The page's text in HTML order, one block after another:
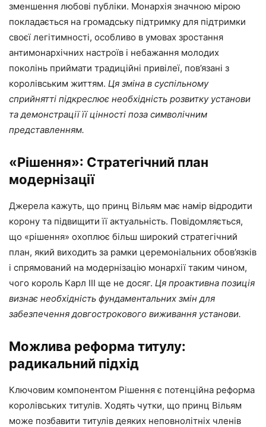
зменшення любові публіки. Монархія значною мірою
покладається на громадську підтримку для підтримки
своєї легітимності, особливо в умовах зростання
антимонархічних настроїв і небажання молодих
поколінь приймати традиційні привілеї, пов’язані з
королівським життям. Ця зміна в суспільному
сприйнятті підкреслює необхідність розвитку установи
та демонстрації її цінності поза символічним
представленням.
«Рішення»: Стратегічний план
модернізації
Джерела кажуть, що принц Вільям має намір відродити
корону та підвищити її актуальність. Повідомляється,
що «рішення» охоплює більш широкий стратегічний
план, який виходить за рамки церемоніальних обов’язків
і спрямований на модернізацію монархії таким чином,
чого король Карл III ще не досяг. Ця проактивна позиція
визнає необхідність фундаментальних змін для
забезпечення довгострокового виживання установи.
Можлива реформа титулу:
радикальний підхід
Ключовим компонентом Рішення є потенційна реформа
королівських титулів. Ходять чутки, що принц Вільям
може позбавити титулів деяких неповнолітніх членів